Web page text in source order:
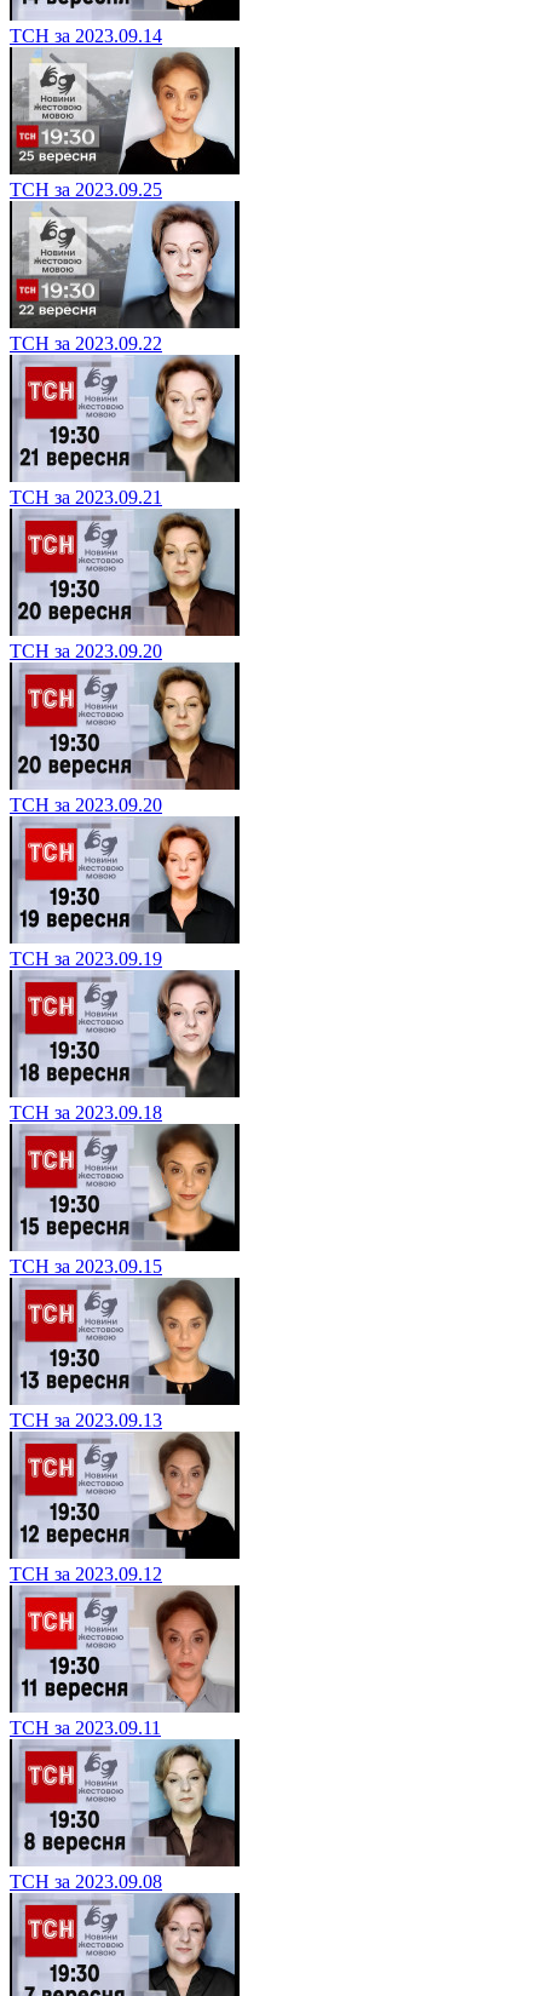
ТСН за 2023.09.14
ТСН за 2023.09.25
ТСН за 2023.09.22
ТСН за 2023.09.21
ТСН за 2023.09.20
ТСН за 2023.09.20
ТСН за 2023.09.19
ТСН за 2023.09.18
ТСН за 2023.09.15
ТСН за 2023.09.13
ТСН за 2023.09.12
ТСН за 2023.09.11
ТСН за 2023.09.08